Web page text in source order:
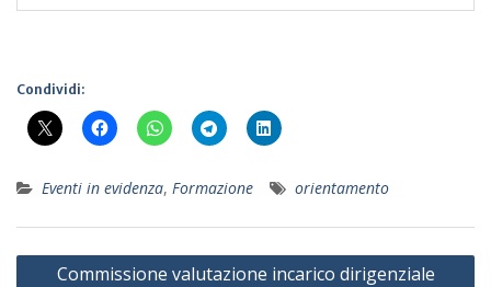
Condividi:
Eventi in evidenza, Formazione orientamento
Navigazione
Commissione valutazione incarico dirigenziale